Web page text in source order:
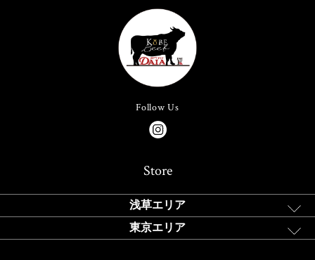
Follow Us
Store
浅草エリア
東京エリア